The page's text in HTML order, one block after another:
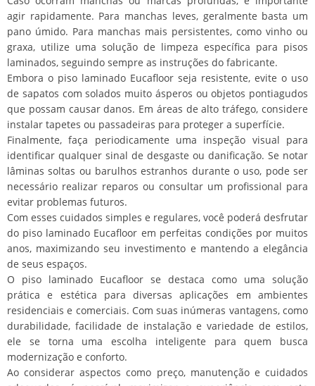
agir rapidamente. Para manchas leves, geralmente basta um
pano úmido. Para manchas mais persistentes, como vinho ou
graxa, utilize uma solução de limpeza específica para pisos
laminados, seguindo sempre as instruções do fabricante.
Embora o piso laminado Eucafloor seja resistente, evite o uso
de sapatos com solados muito ásperos ou objetos pontiagudos
que possam causar danos. Em áreas de alto tráfego, considere
instalar tapetes ou passadeiras para proteger a superfície.
Finalmente, faça periodicamente uma inspeção visual para
identificar qualquer sinal de desgaste ou danificação. Se notar
lâminas soltas ou barulhos estranhos durante o uso, pode ser
necessário realizar reparos ou consultar um profissional para
evitar problemas futuros.
Com esses cuidados simples e regulares, você poderá desfrutar
do piso laminado Eucafloor em perfeitas condições por muitos
anos, maximizando seu investimento e mantendo a elegância
de seus espaços.
O piso laminado Eucafloor se destaca como uma solução
prática e estética para diversas aplicações em ambientes
residenciais e comerciais. Com suas inúmeras vantagens, como
durabilidade, facilidade de instalação e variedade de estilos,
ele se torna uma escolha inteligente para quem busca
modernização e conforto.
Ao considerar aspectos como preço, manutenção e cuidados